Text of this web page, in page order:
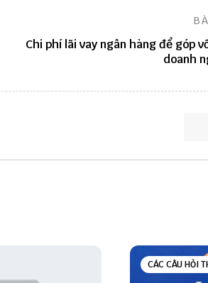
Chi phí lãi vay ngân hàng để góp
doanh
CÁC CÂU HỎI